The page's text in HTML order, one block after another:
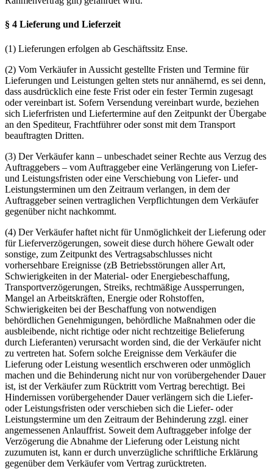
§ 4 Lieferung und Lieferzeit
(1) Lieferungen erfolgen ab Geschäftssitz Ense.
(2) Vom Verkäufer in Aussicht gestellte Fristen und Termine für
Lieferungen und Leistungen gelten stets nur annähernd, es sei denn,
dass ausdrücklich eine feste Frist oder ein fester Termin zugesagt
oder vereinbart ist. Sofern Versendung vereinbart wurde, beziehen
sich Lieferfristen und Liefertermine auf den Zeitpunkt der Übergabe
an den Spediteur, Frachtführer oder sonst mit dem Transport
beauftragten Dritten.
(3) Der Verkäufer kann – unbeschadet seiner Rechte aus Verzug des
Auftraggebers – vom Auftraggeber eine Verlängerung von Liefer-
und Leistungsfristen oder eine Verschiebung von Liefer- und
Leistungsterminen um den Zeitraum verlangen, in dem der
Auftraggeber seinen vertraglichen Verpflichtungen dem Verkäufer
gegenüber nicht nachkommt.
(4) Der Verkäufer haftet nicht für Unmöglichkeit der Lieferung oder
für Lieferverzögerungen, soweit diese durch höhere Gewalt oder
sonstige, zum Zeitpunkt des Vertragsabschlusses nicht
vorhersehbare Ereignisse (zB Betriebsstörungen aller Art,
Schwierigkeiten in der Material- oder Energiebeschaffung,
Transportverzögerungen, Streiks, rechtmäßige Aussperrungen,
Mangel an Arbeitskräften, Energie oder Rohstoffen,
Schwierigkeiten bei der Beschaffung von notwendigen
behördlichen Genehmigungen, behördliche Maßnahmen oder die
ausbleibende, nicht richtige oder nicht rechtzeitige Belieferung
durch Lieferanten) verursacht worden sind, die der Verkäufer nicht
zu vertreten hat. Sofern solche Ereignisse dem Verkäufer die
Lieferung oder Leistung wesentlich erschweren oder unmöglich
machen und die Behinderung nicht nur von vorübergehender Dauer
ist, ist der Verkäufer zum Rücktritt vom Vertrag berechtigt. Bei
Hindernissen vorübergehender Dauer verlängern sich die Liefer-
oder Leistungsfristen oder verschieben sich die Liefer- oder
Leistungstermine um den Zeitraum der Behinderung zzgl. einer
angemessenen Anlauffrist. Soweit dem Auftraggeber infolge der
Verzögerung die Abnahme der Lieferung oder Leistung nicht
zuzumuten ist, kann er durch unverzügliche schriftliche Erklärung
gegenüber dem Verkäufer vom Vertrag zurücktreten.